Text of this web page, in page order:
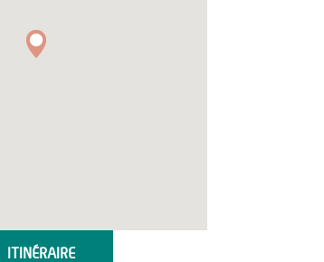
ITINÉRAIRE